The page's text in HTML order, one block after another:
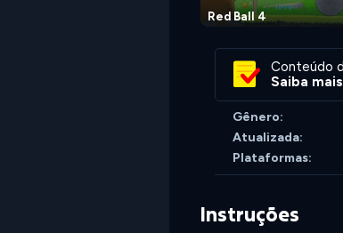
Red Ball 4
Conteúdo
Saiba
Gênero:
Atualizada:
Plataformas:
Instruções